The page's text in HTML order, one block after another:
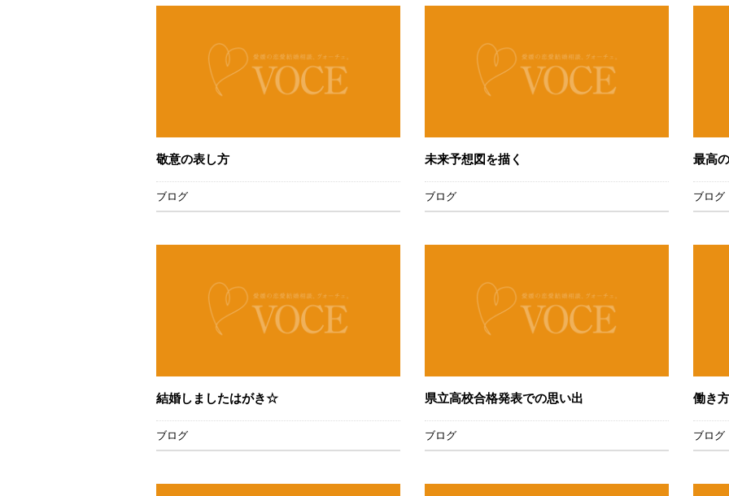
敬意の表し方
ブログ
未来予想図を描く
ブログ
最高
ブログ
結婚しましたはがき☆
ブログ
県立高校合格発表での思い出
ブログ
働き
ブログ